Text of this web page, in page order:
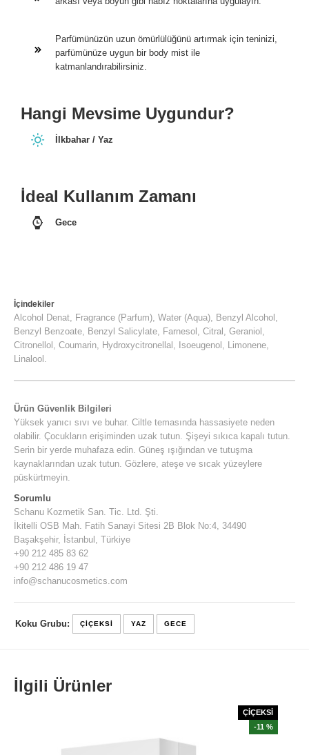
Parfümünüzün uzun ömürlülüğünü artırmak için teninizi,
parfümünüze uygun bir body mist ile
katmanlandırabilirsiniz.
Ürün Güvenlik Bilgileri
Yüksek yanıcı sıvı ve buhar. Ciltle temasında hassasiyete neden
olabilir. Çocukların erişiminden uzak tutun. Şişeyi sıkıca kapalı tutun.
Serin bir yerde muhafaza edin. Güneş ışığından ve tutuşma
kaynaklarından uzak tutun. Gözlere, ateşe ve sıcak yüzeylere
püskürtmeyin.
Sorumlu
Schanu Kozmetik San. Tic. Ltd. Şti.
İkitelli OSB Mah. Fatih Sanayi Sitesi 2B Blok No:4, 34490
Başakşehir, İstanbul, Türkiye
+90 212 485 83 62
+90 212 486 19 47
info@schanucosmetics.com
Hangi Mevsime Uygundur?
İlkbahar / Yaz
İdeal Kullanım Zamanı
Gece
İçindekiler
Alcohol Denat, Fragrance (Parfum), Water (Aqua), Benzyl Alcohol,
Benzyl Benzoate, Benzyl Salicylate, Farnesol, Citral, Geraniol,
Citronellol, Coumarin, Hydroxycitronellal, Isoeugenol, Limonene,
Linalool.
Koku Grubu: ÇIÇEKSI YAZ GECE
İlgili Ürünler
ÇİÇEKSİ
-11 %